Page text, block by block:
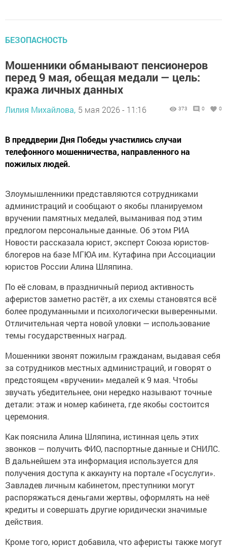
БЕЗОПАСНОСТЬ
Мошенники обманывают пенсионеров
перед 9 мая, обещая медали — цель:
кража личных данных
Лилия Михайлова, 5 мая 2026 - 11:16 373 0 0
В преддверии Дня Победы участились случаи
телефонного мошенничества, направленного на
пожилых людей.
Злоумышленники представляются сотрудниками
администраций и сообщают о якобы планируемом
вручении памятных медалей, выманивая под этим
предлогом персональные данные. Об этом РИА
Новости рассказала юрист, эксперт Союза юристов-
блогеров на базе МГЮА им. Кутафина при Ассоциации
юристов России Алина Шляпина.
По её словам, в праздничный период активность
аферистов заметно растёт, а их схемы становятся всё
более продуманными и психологически выверенными.
Отличительная черта новой уловки — использование
темы государственных наград.
Мошенники звонят пожилым гражданам, выдавая себя
за сотрудников местных администраций, и говорят о
предстоящем «вручении» медалей к 9 мая. Чтобы
звучать убедительнее, они нередко называют точные
детали: этаж и номер кабинета, где якобы состоится
церемония.
Как пояснила Алина Шляпина, истинная цель этих
звонков — получить ФИО, паспортные данные и СНИЛС.
В дальнейшем эта информация используется для
получения доступа к аккаунту на портале «Госуслуги».
Завладев личным кабинетом, преступники могут
распоряжаться деньгами жертвы, оформлять на неё
кредиты и совершать другие юридически значимые
действия.
Кроме того, юрист добавила, что аферисты также могут